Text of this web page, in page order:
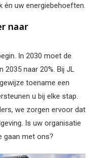
én uw energiebehoeften.
naar
In 2030 moet de
2035 naar 20%. Bij JL
toename een
u bij elke stap.
we zorgen ervoor dat
Is uw organisatie
gaan met ons?